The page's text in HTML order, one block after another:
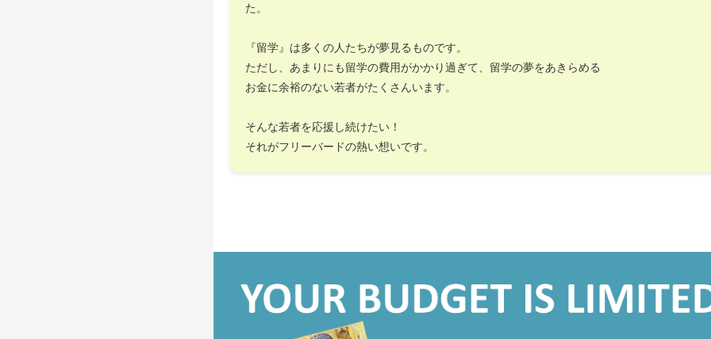
た。
『留学』は多くの人たちが夢見るものです。
ただし、あまりにも留学の費用がかかり過ぎて、留学の夢をあきらめる
お金に余裕のない若者がたくさんいます。
そんな若者を応援し続けたい！
それがフリーバードの熱い想いです。